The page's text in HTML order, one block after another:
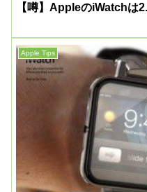
【噂】AppleのiWatchは
Apple Tips